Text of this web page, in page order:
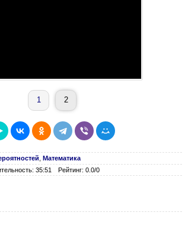
1 2
Математика
35:51 Рейтинг: 0.0/0